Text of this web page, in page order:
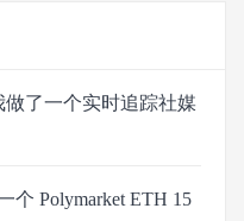
了一个实时追踪社媒
个 Polymarket ETH 15